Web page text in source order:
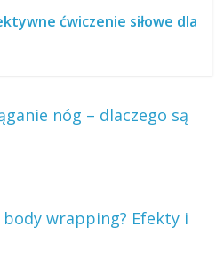
ćwiczenie siłowe dla
nóg – dlaczego są
body wrapping? Efekty i